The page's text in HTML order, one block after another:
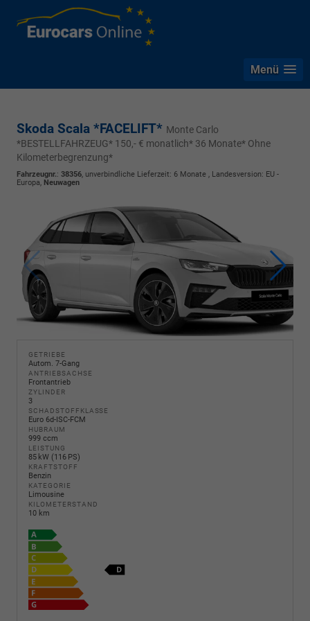
Menü
Skoda Scala *FACELIFT* Monte Carlo
*BESTELLFAHRZEUG* 150,- € monatlich* 36 Monate* Ohne
Kilometerbegrenzung*
Fahrzeugnr.: 38356, unverbindliche Lieferzeit: 6 Monate , Landesversion: EU -
Europa, Neuwagen
GETRIEBE
Autom. 7-Gang
ANTRIEBSACHSE
Frontantrieb
ZYLINDER
3
SCHADSTOFFKLASSE
Euro 6d-ISC-FCM
HUBRAUM
999 ccm
LEISTUNG
85 kW (116 PS)
KRAFTSTOFF
Benzin
KATEGORIE
Limousine
KILOMETERSTAND
10 km